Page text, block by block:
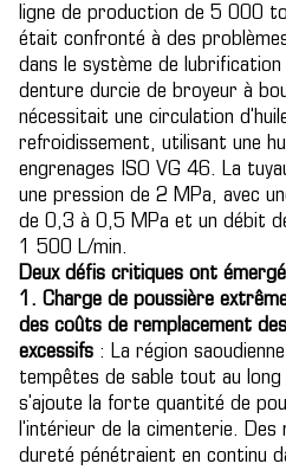
ligne de production de 5 000
était confronté à des
dans le système de
denture durcie de broyeur à
nécessitait une circulation
refroidissement, utilisant une
engrenages ISO VG 46. La
une pression de 2 MPa, avec
de 0,3 à 0,5 MPa et un débit
1 500 L/min.
Deux défis critiques ont
1. Charge de poussière
des coûts de remplacement
excessifs : La région
tempêtes de sable tout au long
s'ajoute la forte quantité de
l'intérieur de la cimenterie. Des
dureté pénétraient en continu